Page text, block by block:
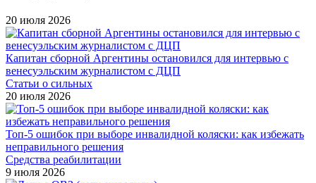
20 июля 2026
Капитан сборной Аргентины остановился для интервью с
венесуэльским журналистом с ДЦП
Статьи о сильных
20 июля 2026
Топ-5 ошибок при выборе инвалидной коляски: как избежать
неправильного решения
Средства реабилитации
9 июля 2026